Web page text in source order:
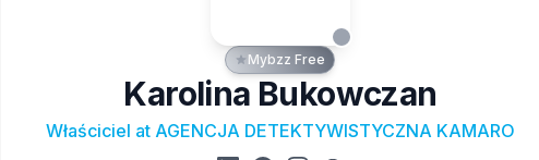
Mybzz Free
Karolina Bukowczan
Właściciel at AGENCJA DETEKTYWISTYCZNA KAMARO